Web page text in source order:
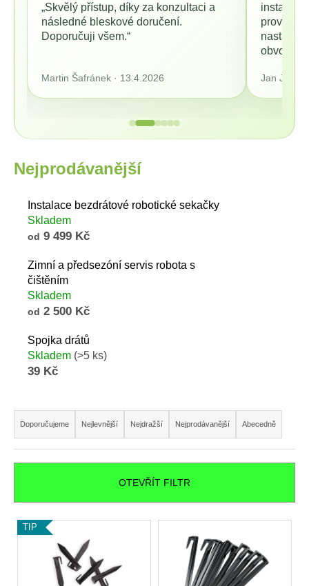
„Skvělý přístup, díky za konzultaci a
následné bleskové doručení.
Doporučuji všem.“
Martin Šafránek · 13.4.2026
instalaci
provedl
obvody
Jan
Nejprodávanější
Instalace bezdrátové robotické sekačky
Skladem
od 9 499 Kč
Zimní a předsezóní servis robota s
čištěním
Skladem
od 2 500 Kč
Spojka drátů
Skladem (>5 ks)
39 Kč
Ř
a
z
e
í
p
r
Doporučujeme Nejlevnější Nejdražší Nejprodávanější Abecedně
OTEVŘÍT FILTR
VTIP